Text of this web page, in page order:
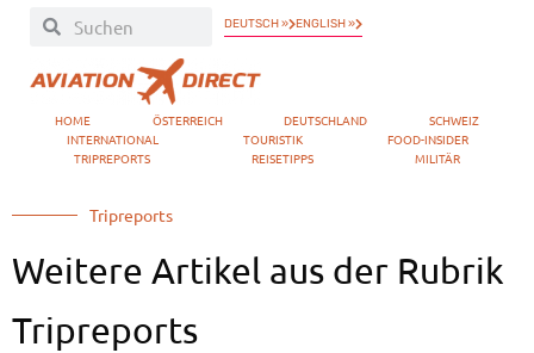
DEUTSCH » ENGLISH »
HOME ÖSTERREICH DEUTSCHLAND
SCHWEIZ
INTERNATIONAL
TOURISTIK
FOOD-INSIDER
TRIPREPORTS
REISETIPPS MILITÄR
Tripreports
Weitere Artikel aus der Rubrik
Tripreports